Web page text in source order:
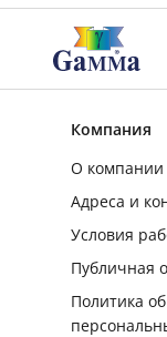
Компания
О компании
Адреса и
Условия
Публичная
Политика